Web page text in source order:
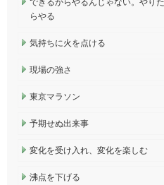
できるからやるんじゃない。やり
らやる
気持ちに火を点ける
現場の強さ
東京マラソン
予期せぬ出来事
変化を受け入れ、変化を楽しむ
沸点を下げる